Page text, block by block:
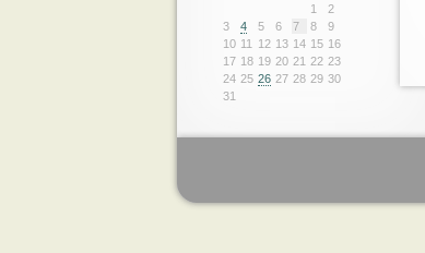
1
2
3
4 5 6 7 8
9
10 11 12 13 14 15 16
17 18 19 20 21 22 23
24 25 26 27 28 29 30
31